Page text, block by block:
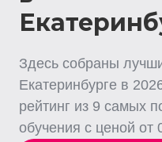
Здесь собраны
Екатеринбурге в
рейтинг из 9 самых
обучения с ценой от